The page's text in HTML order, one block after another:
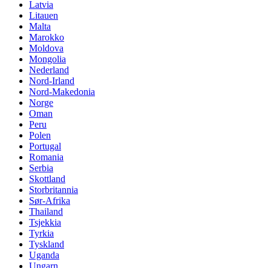
Latvia
Litauen
Malta
Marokko
Moldova
Mongolia
Nederland
Nord-Irland
Nord-Makedonia
Norge
Oman
Peru
Polen
Portugal
Romania
Serbia
Skottland
Storbritannia
Sør-Afrika
Thailand
Tsjekkia
Tyrkia
Tyskland
Uganda
Ungarn